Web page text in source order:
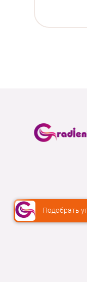
Подобрать